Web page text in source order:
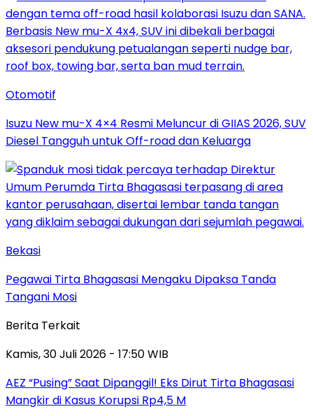
Otomotif
Isuzu New mu-X 4×4 Resmi Meluncur di GIIAS 2026, SUV
Diesel Tangguh untuk Off-road dan Keluarga
Bekasi
Pegawai Tirta Bhagasasi Mengaku Dipaksa Tanda
Tangani Mosi
Berita Terkait
Kamis, 30 Juli 2026 - 17:50 WIB
AEZ “Pusing” Saat Dipanggil! Eks Dirut Tirta Bhagasasi
Mangkir di Kasus Korupsi Rp4,5 M